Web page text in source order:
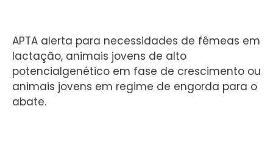
APTA alerta para necessidades de fêmeas em
lactação, animais jovens de alto
potencialgenético em fase de crescimento ou
animais jovens em regime de engorda para o
abate.